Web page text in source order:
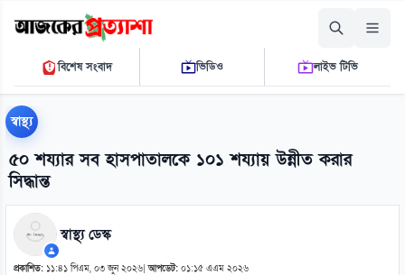
শনিবার, ০৮ আগস্ট ২০২৬
০৭ ১৭ ১৩ পি.এম.THE DAILY AJKER PROTTASHA
বিশেষ সংবাদ ভিডিও লাইভ টিভি
স্বাস্থ্য
৫০ শয্যার সব হাসপাতালকে ১০১ শয্যায় উন্নীত করার
সিদ্ধান্ত
স্বাস্থ্য ডেস্ক
প্রকাশিত: ১১:৪১ পিএম, ০৩ জুন ২০২৬ |আপডেট: ০১:১৫ এএম ২০২৬